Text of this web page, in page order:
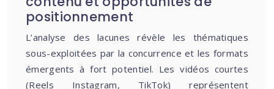
positionnement
L’analyse des lacunes révèle les thématiques
sous-exploitées par la concurrence et les formats
émergents à fort potentiel. Les vidéos courtes
(Reels Instagram, TikTok) représentent